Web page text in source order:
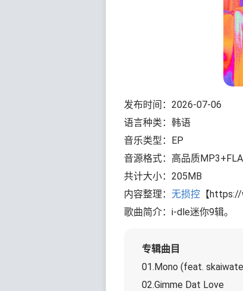
发布时间：2026-07-06
语言种类：韩语
音乐类型：EP
音源格式：高品质
共计大小：205MB
内容整理： 无损控 【https://
歌曲简介：i-dle迷你9辑。
专辑曲目
01.Mono (feat.
02.Gimme Dat Love